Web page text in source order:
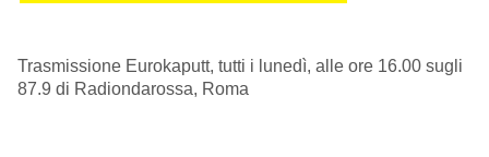
Trasmissione Eurokaputt, tutti i lunedì, alle ore 16.00 sugli
87.9 di Radiondarossa, Roma